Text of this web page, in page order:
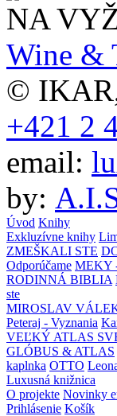
NA
Wine &
©
+421 2
email:
by:
Úvod Knihy
Exkluzívne knihy
ZMEŠKALI STE
Odporúčame MEKY
RODINNÁ BIBLIA
ste
MIROSLAV
Peteraj - Vyznania
VEĽKÝ ATLAS
GLÓBUS & ATLAS
kaplnka OTTO
Luxusná knižnica
O projekte Novinky
Prihlásenie Košík